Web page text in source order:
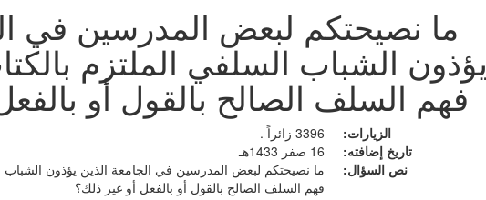
ما نصيحتكم لبعض المدرسين في
يؤذون الشباب السلفي الملتزم
فهم السلف الصالح بالقول أو
الزيارات:
3396 زائراً .
تاريخ إضافته:
16 صفر 1433هـ
نص السؤال:
ما نصيحتكم لبعض المدرسين في الجامعة الذين يؤذون الشباب
فهم السلف الصالح بالقول أو بالفعل أو غير ذلك؟